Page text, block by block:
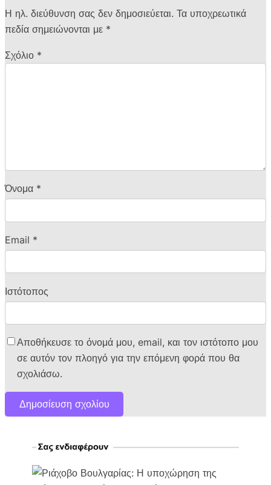
Η ηλ. διεύθυνση σας δεν δημοσιεύεται. Τα υποχρεωτικά
πεδία σημειώνονται με *
Σχόλιο *
Όνομα *
Email *
Ιστότοπος
Αποθήκευσε το όνομά μου, email, και τον ιστότοπο μου
σε αυτόν τον πλοηγό για την επόμενη φορά που θα
σχολιάσω.